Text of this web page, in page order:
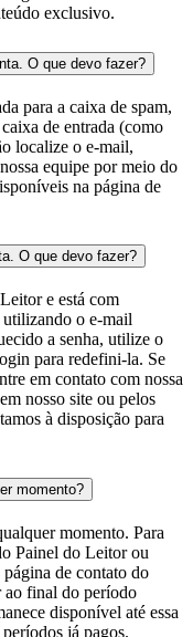
exclusivo.
O que devo fazer?
para a caixa de spam,
de entrada (como
localize o e-mail,
equipe por meio do
na página de
O que devo fazer?
e está com
utilizando o e-mail
a senha, utilize o
para redefini-la. Se
em contato com nossa
nosso site ou pelos
à disposição para
momento?
momento. Para
Painel do Leitor ou
de contato do
ao final do período
disponível até essa
já pagos.